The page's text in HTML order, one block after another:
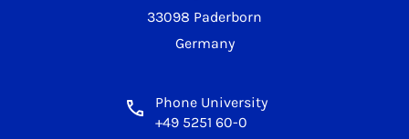
33098 Paderborn
Germany
Phone University
+49 5251 60-0